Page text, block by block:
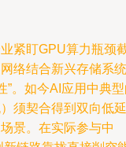
紧盯GPU算力瓶颈
络结合新兴存储系统
”。如今AI应用中典
须契合得到双向低延
景。在实际参与中